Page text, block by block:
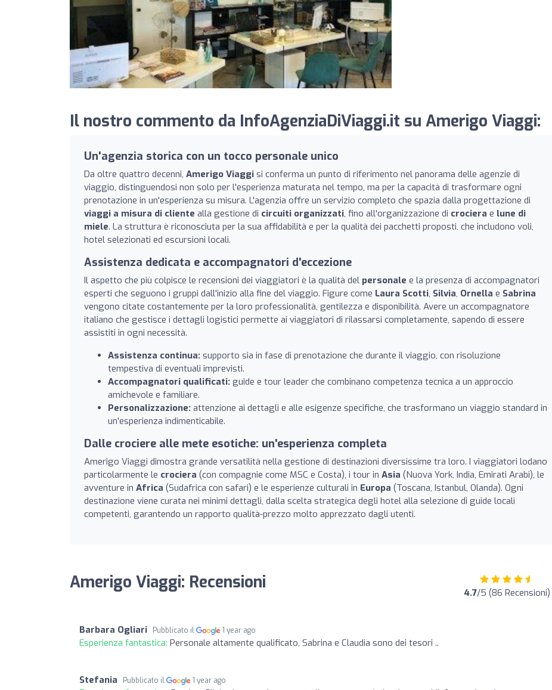
Il nostro commento da InfoAgenziaDiViaggi.it su Amerigo Viaggi:
Un'agenzia storica con un tocco personale unico
Da oltre quattro decenni, Amerigo Viaggi si conferma un punto di riferimento nel panorama delle agenzie di
viaggio, distinguendosi non solo per l'esperienza maturata nel tempo, ma per la capacità di trasformare ogni
prenotazione in un'esperienza su misura. L'agenzia offre un servizio completo che spazia dalla progettazione di
viaggi a misura di cliente alla gestione di circuiti organizzati, fino all'organizzazione di crociera e lune di
miele. La struttura è riconosciuta per la sua affidabilità e per la qualità dei pacchetti proposti, che includono voli,
hotel selezionati ed escursioni locali.
Assistenza dedicata e accompagnatori d'eccezione
Il aspetto che più colpisce le recensioni dei viaggiatori è la qualità del personale e la presenza di accompagnatori
esperti che seguono i gruppi dall'inizio alla fine del viaggio. Figure come Laura Scotti, Silvia, Ornella e Sabrina
vengono citate costantemente per la loro professionalità, gentilezza e disponibilità. Avere un accompagnatore
italiano che gestisce i dettagli logistici permette ai viaggiatori di rilassarsi completamente, sapendo di essere
assistiti in ogni necessità.
Assistenza continua: supporto sia in fase di prenotazione che durante il viaggio, con risoluzione
tempestiva di eventuali imprevisti.
Accompagnatori qualificati: guide e tour leader che combinano competenza tecnica a un approccio
amichevole e familiare.
Personalizzazione: attenzione ai dettagli e alle esigenze specifiche, che trasformano un viaggio standard in
un'esperienza indimenticabile.
Dalle crociere alle mete esotiche: un'esperienza completa
Amerigo Viaggi dimostra grande versatilità nella gestione di destinazioni diversissime tra loro. I viaggiatori lodano
particolarmente le crociera (con compagnie come MSC e Costa), i tour in Asia (Nuova York, India, Emirati Arabi), le
avventure in Africa (Sudafrica con safari) e le esperienze culturali in Europa (Toscana, Istanbul, Olanda). Ogni
destinazione viene curata nei minimi dettagli, dalla scelta strategica degli hotel alla selezione di guide locali
competenti, garantendo un rapporto qualità-prezzo molto apprezzato dagli utenti.
Amerigo Viaggi: Recensioni 4.7/5 (86 Recensioni)
Barbara Ogliari Pubblicato il 1 year ago
Esperienza fantastica: Personale altamente qualificato, Sabrina e Claudia sono dei tesori ..
Stefania Pubblicato il 1 year ago